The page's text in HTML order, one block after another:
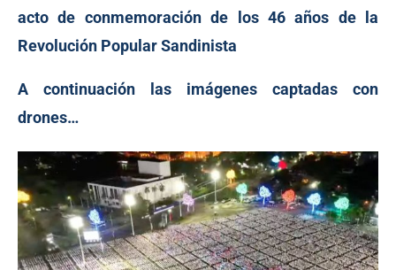
acto de conmemoración de los 46 años de la
Revolución Popular Sandinista
A continuación las imágenes captadas con
drones…